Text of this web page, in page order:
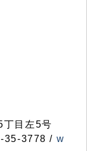
目左5号
35-3778 / w